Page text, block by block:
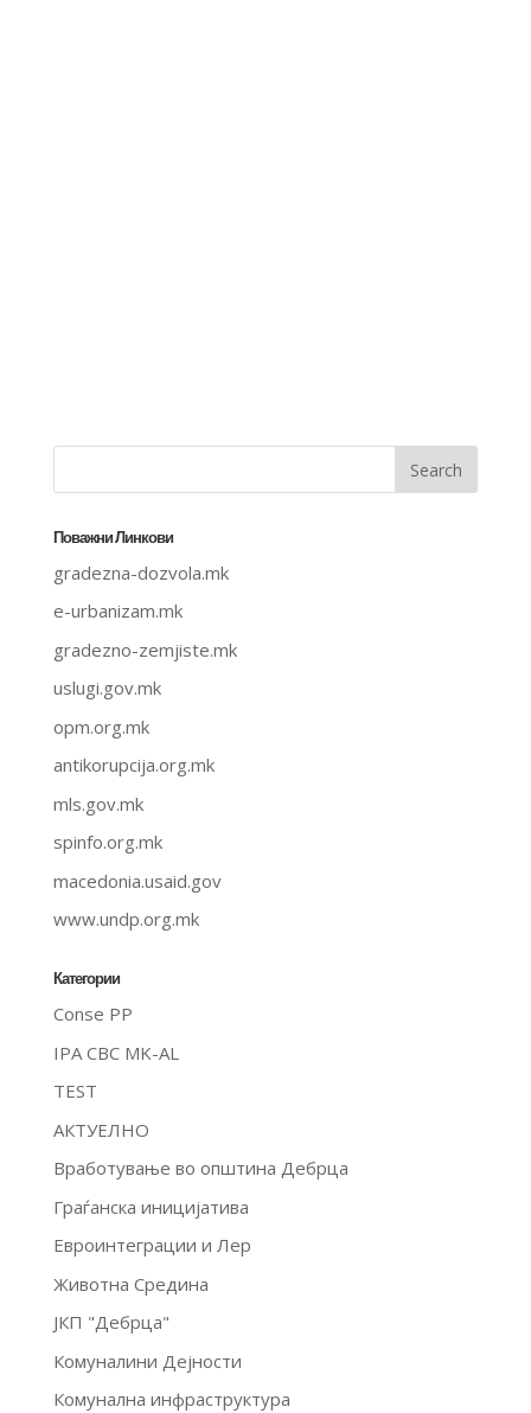
Поважни Линкови
gradezna-dozvola.mk
e-urbanizam.mk
gradezno-zemjiste.mk
uslugi.gov.mk
opm.org.mk
antikorupcija.org.mk
mls.gov.mk
spinfo.org.mk
macedonia.usaid.gov
www.undp.org.mk
Категории
Conse PP
IPA CBC MK-AL
TEST
АКТУЕЛНО
Вработување во општина Дебрца
Граѓанска иницијатива
Евроинтеграции и Лер
Животна Средина
ЈКП "Дебрца"
Комуналини Дејности
Комунална инфраструктура